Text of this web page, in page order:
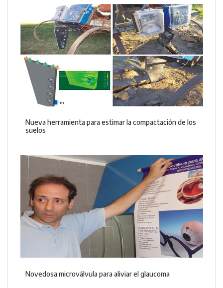
Nueva herramienta para estimar la compactación de los
suelos
Novedosa microválvula para aliviar el glaucoma